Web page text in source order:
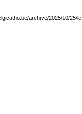
archive/2025/10/